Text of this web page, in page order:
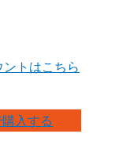
トはこちら
入する